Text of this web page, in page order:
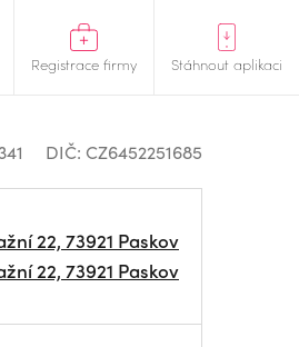
Registrace firmy Stáhnout aplikaci
DIČ: CZ6452251685
22, 73921 Paskov
22, 73921 Paskov